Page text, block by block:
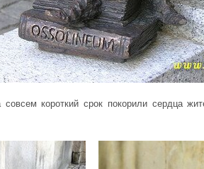
короткий срок покорили сердца